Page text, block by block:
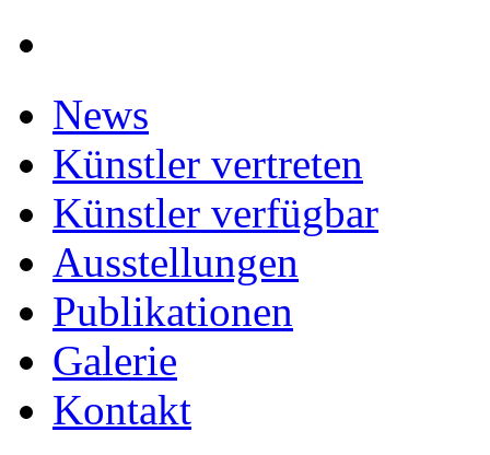
News
Künstler vertreten
Künstler verfügbar
Ausstellungen
Publikationen
Galerie
Kontakt